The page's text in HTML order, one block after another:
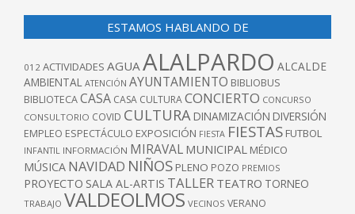
ESTAMOS HABLANDO DE
012 ACTIVIDADES AGUAALALPARDO ALCALDE
AMBIENTAL ATENCIÓN AYUNTAMIENTO BIBLIOBUS
BIBLIOTECACASA CASA CULTURACONCIERTO CONCURSO
CONSULTORIO COVID CULTURA DINAMIZACIÓN DIVERSIÓN
EMPLEO ESPECTÁCULO EXPOSICIÓN FIESTA FIESTAS FUTBOL
INFANTIL INFORMACIÓN MIRAVAL MUNICIPAL MÉDICO
MÚSICA NAVIDAD NIÑOS PLENO POZO PREMIOS
PROYECTO SALA AL-ARTIS TALLER TEATRO TORNEO
TRABAJO VALDEOLMOS VECINOS VERANO